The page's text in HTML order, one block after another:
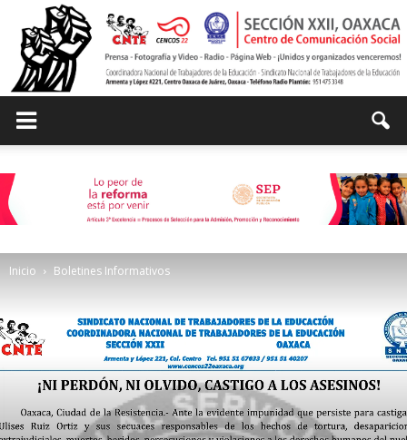
de
Social
Inicio Boletines Informativos